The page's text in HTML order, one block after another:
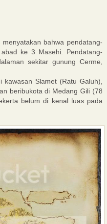
menyatakan bahwa pendatang-
ke 3 Masehi. Pendatang-
sekitar gunung Cerme,
Slamet (Ratu Galuh),
beribukota di Medang Gili (78
belum di kenal luas pada